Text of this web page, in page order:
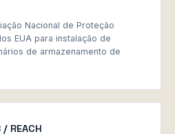
Nacional de Proteção
EUA para instalação de
de armazenamento de
REACH